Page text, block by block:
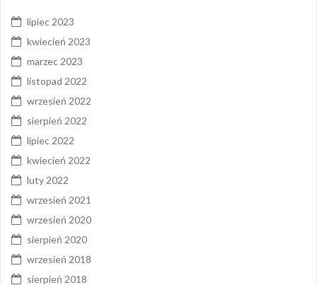
lipiec 2023
kwiecień 2023
marzec 2023
listopad 2022
wrzesień 2022
sierpień 2022
lipiec 2022
kwiecień 2022
luty 2022
wrzesień 2021
wrzesień 2020
sierpień 2020
wrzesień 2018
sierpień 2018